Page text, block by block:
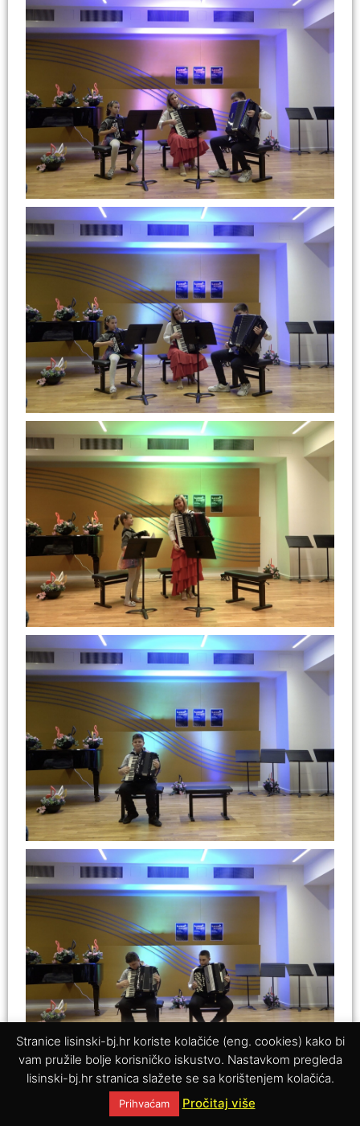
Stranice lisinski-bj.hr koriste kolačiće (eng. cookies) kako bi
vam pružile bolje korisničko iskustvo. Nastavkom pregleda
lisinski-bj.hr stranica slažete se sa korištenjem kolačića.
Prihvaćam Pročitaj više